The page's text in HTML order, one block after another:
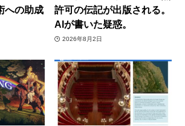
への助成
許可の伝記が出版される。
AIが書いた疑惑。
2026年8月2日